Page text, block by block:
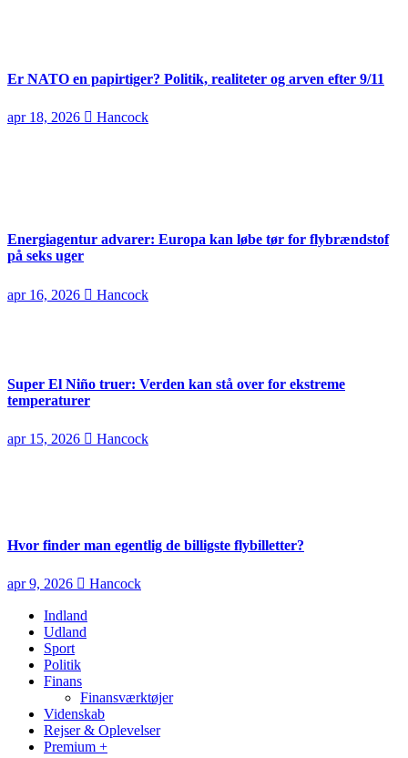
Er NATO en papirtiger? Politik, realiteter og arven efter 9/11
apr 18, 2026 Hancock
Energiagentur advarer: Europa kan løbe tør for flybrændstof
på seks uger
apr 16, 2026 Hancock
Super El Niño truer: Verden kan stå over for ekstreme
temperaturer
apr 15, 2026 Hancock
Hvor finder man egentlig de billigste flybilletter?
apr 9, 2026 Hancock
Indland
Udland
Sport
Politik
Finans
Finansværktøjer
Videnskab
Rejser & Oplevelser
Premium +